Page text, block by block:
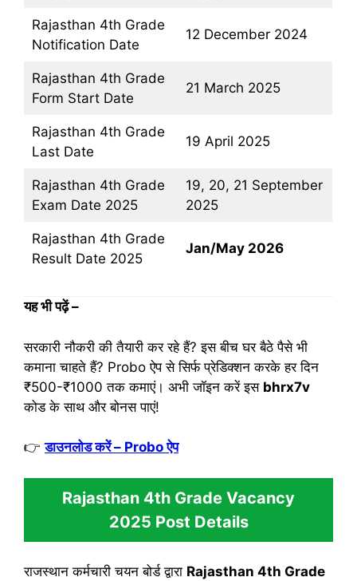
Rajasthan 4th Grade
Notification Date
12 December 2024
Rajasthan 4th Grade
Form Start Date
21 March 2025
Rajasthan 4th Grade
Last Date
19 April 2025
Rajasthan 4th Grade
Exam Date 2025
19, 20, 21 September
2025
Rajasthan 4th Grade
Result Date 2025
Jan/May 2026
यह भी पढ़ें–
सरकारी नौकरी की तैयारी कर रहे हैं? इस बीच घर बैठे पैसे भी
कमाना चाहते हैं? Probo ऐप से सिर्फ प्रेडिक्शन करके हर दिन
₹500-₹1000 तक कमाएं। अभी जॉइन करें इस bhrx7v
कोड के साथ और बोनस पाएं!
👉डाउनलोड करें – Probo ऐप
Rajasthan 4th Grade Vacancy
2025 Post Details
राजस्थान कर्मचारी चयन बोर्ड द्वारा Rajasthan 4th Grade